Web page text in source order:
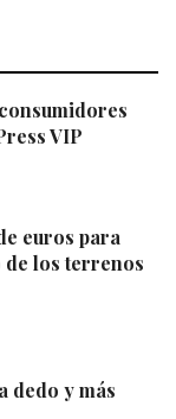
VIP
euros para
los terrenos
dedo y más